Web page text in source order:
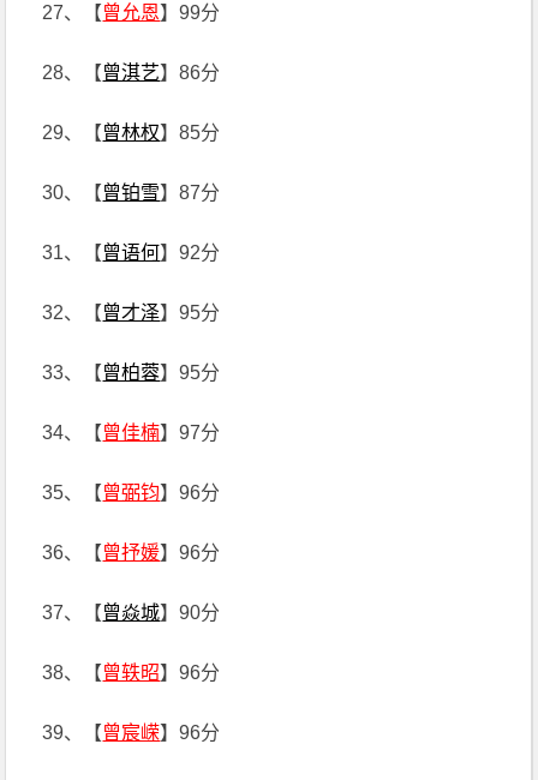
27、【曾允恩】99分
28、【曾淇艺】86分
29、【曾林权】85分
30、【曾铂雪】87分
31、【曾语何】92分
32、【曾才泽】95分
33、【曾柏蓉】95分
34、【曾佳楠】97分
35、【曾弼钧】96分
36、【曾抒媛】96分
37、【曾焱城】90分
38、【曾轶昭】96分
39、【曾宸嵘】96分